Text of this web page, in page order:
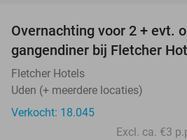
Overnachting voor 2 + evt.
gangendiner bij Fletcher
Fletcher Hotels
Uden (+ meerdere locaties)
Verkocht: 18.045
Excl. ca. €3